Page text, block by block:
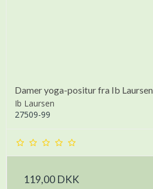
Damer yoga-positur fra Ib Laursen
Ib Laursen
27509-99
119,00 DKK